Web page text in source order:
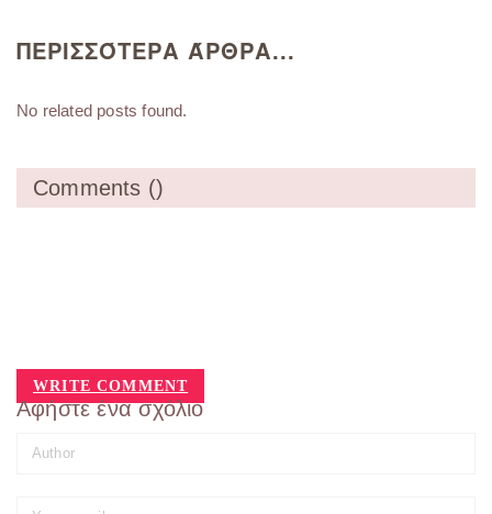
ΠΕΡΙΣΣΌΤΕΡΑ ΆΡΘΡΑ...
No related posts found.
Comments ()
WRITE COMMENT
Αφήστε ένα σχόλιο